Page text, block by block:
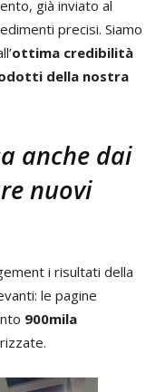
già inviato al
precisi. Siamo
ottima credibilità
della nostra
anche dai
nuovi
i risultati della
le pagine
900mila